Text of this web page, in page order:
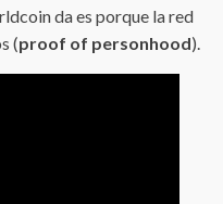
da es porque la red
(proof of personhood).